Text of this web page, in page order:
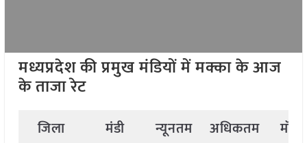
मध्यप्रदेश की प्रमुख मंडियों में मक्का के आज
के ताजा रेट
जिला मंडी
न्यूनतम
अधिकतम